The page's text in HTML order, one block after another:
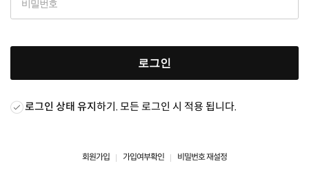
로그인
로그인 상태 유지하기. 모든 로그인 시 적용 됩니다.
회원가입 가입여부확인 비밀번호 재설정